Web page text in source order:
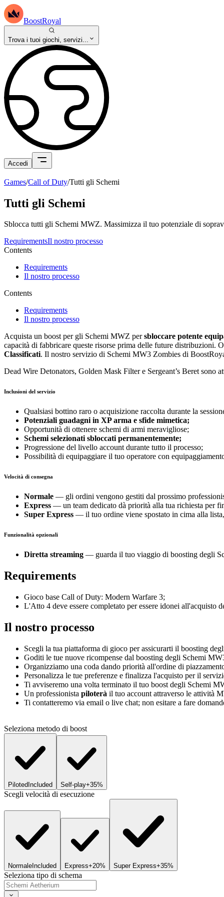
BoostRoyal
Trova i tuoi giochi, servizi...
Accedi
Games/Call of Duty/Tutti gli Schemi
Tutti gli Schemi
Sblocca tutti gli Schemi MWZ. Massimizza il tuo potenziale di
RequirementsIl nostro processo
Contents
Requirements
Il nostro processo
Contents
Requirements
Il nostro processo
Acquista un boost per gli Schemi MWZ persbloccare potente
capacità di fabbricare queste risorse prima delle future
Classificati. Il nostro servizio di Schemi MW3 Zombies di
Dead Wire Detonators, Golden Mask Filter e Sergeant’s Beret sono
Inclusioni del servizio
Qualsiasi bottino raro o acquisizione raccolta durante la
Potenziali guadagni in XP arma e sfide mimetica;
Opportunità di ottenere schemi di armi meravigliose;
Schemi selezionati sbloccati permanentemente;
Progressione del livello account durante tutto il processo;
Possibilità di equipaggiare il tuo operatore con
Velocità di consegna
Normale — gli ordini vengono gestiti dal prossimo
Express — un team dedicato dà priorità alla tua richiesta per
Super Express — il tuo ordine viene spostato in cima alla
Funzionalità opzionali
Diretta streaming — guarda il tuo viaggio di boosting degli
Requirements
Gioco base Call of Duty: Modern Warfare 3;
L'Atto 4 deve essere completato per essere idonei all'acquisto
Il nostro processo
Scegli la tua piattaforma di gioco per assicurarti il boosting
Goditi le tue nuove ricompense dal boosting degli Schemi
Organizziamo una coda dando priorità all'ordine di
Personalizza le tue preferenze e finalizza l'acquisto per il
Ti avviseremo una volta terminato il tuo boost degli Schemi
Un professionista piloterà il tuo account attraverso le attività
Ti contatteremo via email o live chat; non esitare a fare
Seleziona metodo di boost
Piloted Included Self-play+35%
Scegli velocità di esecuzione
Normale Included Express+20% Super Express+35%
Seleziona tipo di schema